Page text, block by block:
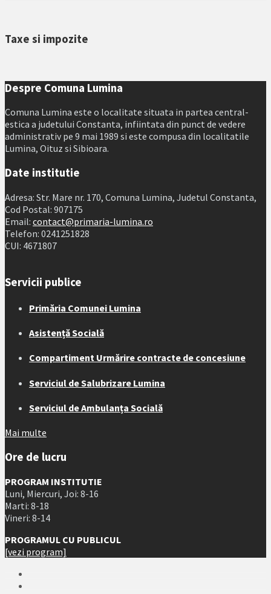
calendar
Taxe si impozite
Despre Comuna Lumina
Comuna Lumina este o localitate situata in partea central-
estica a judetului Constanta, infiintata din punct de vedere
administrativ pe 9 mai 1989 si este compusa din localitatile
Lumina, Oituz si Sibioara.
Date institutie
Adresa: Str. Mare nr. 170, Comuna Lumina, Judetul Constanta,
Cod Postal: 907175
Email: contact@primaria-lumina.ro
Telefon: 0241251828
CUI: 4671807
Servicii publice
Primăria Comunei Lumina
Asistență Socială
Compartiment Urmărire contracte de concesiune
Serviciul de Salubrizare Lumina
Serviciul de Ambulanța Socială
Mai multe
Ore de lucru
PROGRAM INSTITUTIE
Luni, Miercuri, Joi: 8-16
Marti: 8-18
Vineri: 8-14
PROGRAMUL CU PUBLICUL
[vezi program]